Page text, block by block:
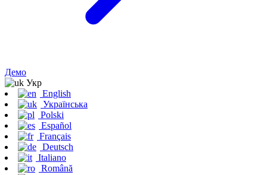
Демо
Укр
English
Українська
Polski
Español
Français
Deutsch
Italiano
Română